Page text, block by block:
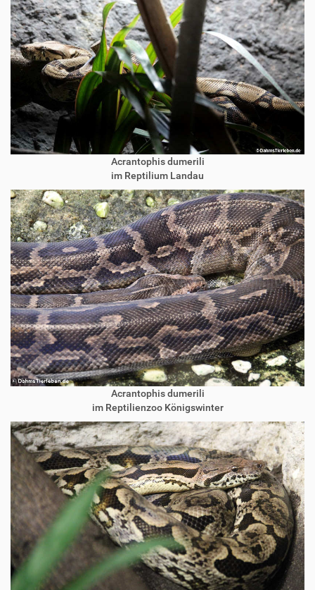
Acrantophis dumerili
im Reptilium Landau
Acrantophis dumerili
im Reptilienzoo Königswinter